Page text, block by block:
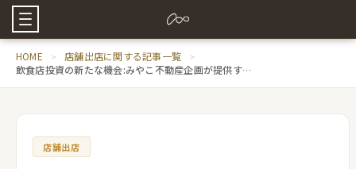
HOME
店舗出店に関する記事一覧
飲食店投資の新たな機会:みやこ不動産企画が提供する最適物件
店舗出店